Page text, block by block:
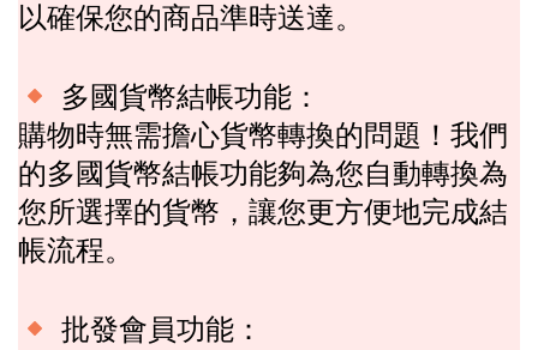
以確保您的商品準時送達。
多國貨幣結帳功能：
購物時無需擔心貨幣轉換的問題！我們
的多國貨幣結帳功能夠為您自動轉換為
您所選擇的貨幣，讓您更方便地完成結
帳流程。
批發會員功能：